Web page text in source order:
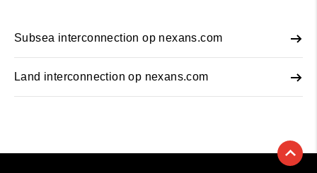
Subsea interconnection op nexans.com
Land interconnection op nexans.com